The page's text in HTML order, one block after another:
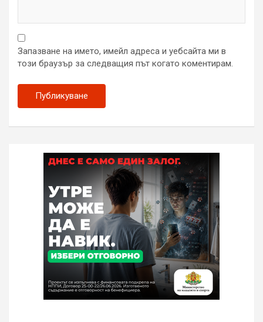
Запазване на името, имейл адреса и уебсайта ми в
този браузър за следващия път когато коментирам.